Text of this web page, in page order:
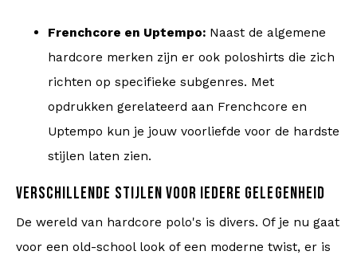
Frenchcore en Uptempo: Naast de algemene
hardcore merken zijn er ook poloshirts die zich
richten op specifieke subgenres. Met
opdrukken gerelateerd aan Frenchcore en
Uptempo kun je jouw voorliefde voor de hardste
stijlen laten zien.
VERSCHILLENDE STIJLEN VOOR IEDERE GELEGENHEID
De wereld van hardcore polo's is divers. Of je nu gaat
voor een old-school look of een moderne twist, er is